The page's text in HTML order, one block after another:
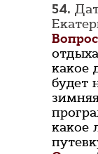
54.
какое
будет
какое